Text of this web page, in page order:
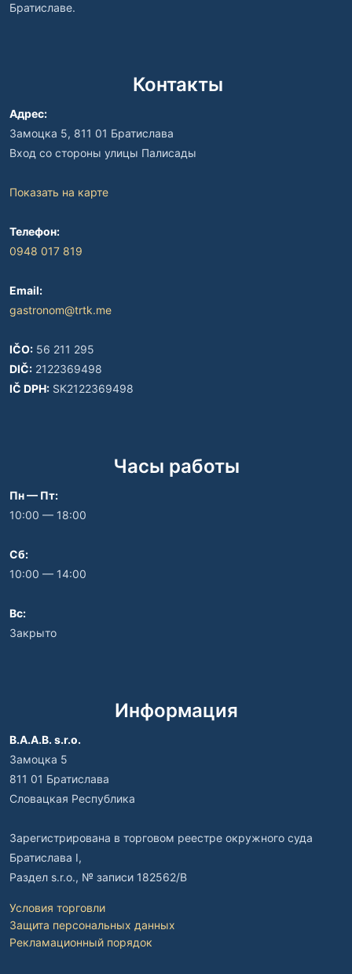
Братиславе.
Контакты
Адрес:
Замоцка 5, 811 01 Братислава
Вход со стороны улицы Палисады
Показать на карте
Телефон:
0948 017 819
Email:
gastronom@trtk.me
IČO: 56 211 295
DIČ: 2122369498
IČ DPH: SK2122369498
Часы работы
Пн — Пт:
10:00 — 18:00
Сб:
10:00 — 14:00
Вс:
Закрыто
Информация
B.A.A.B. s.r.o.
Замоцка 5
811 01 Братислава
Словацкая Республика
Зарегистрирована в торговом реестре окружного суда
Братислава I,
Раздел s.r.o., № записи 182562/B
Условия торговли
Защита персональных данных
Рекламационный порядок